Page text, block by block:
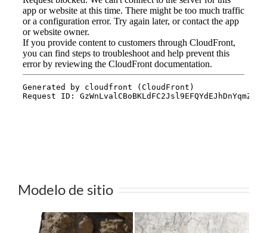
Modelo de sitio